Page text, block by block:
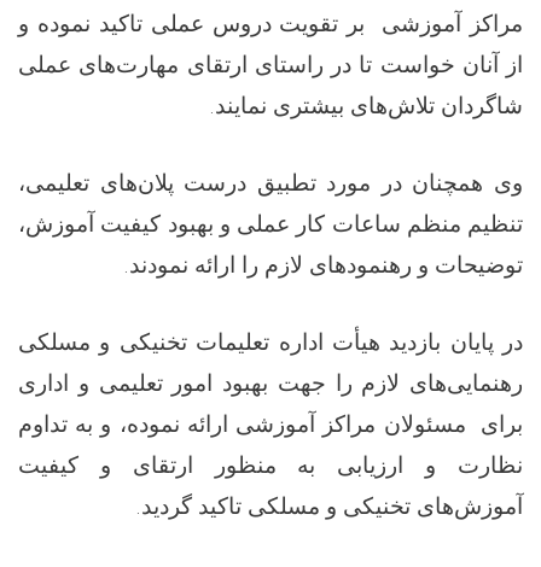
مراکز آموزشی بر تقویت دروس عملی تاکید نموده و
از آنان خواست تا در راستای ارتقای مهارت‌های عملی
شاگردان تلاش‌های بیشتری نمایند.
وی همچنان در مورد تطبیق درست پلان‌های تعلیمی،
تنظیم منظم ساعات کار عملی و بهبود کیفیت آموزش،
توضیحات و رهنمودهای لازم را ارائه نمودند.
در پایان بازدید هیأت اداره تعلیمات تخنیکی و مسلکی
رهنمایی‌های لازم را جهت بهبود امور تعلیمی و اداری
برای مسئولان مراکز آموزشی ارائه نموده، و به تداوم
نظارت و ارزیابی به‌ منظور ارتقای و کیفیت
آموزش‌های تخنیکی و مسلکی تاکید گردید.